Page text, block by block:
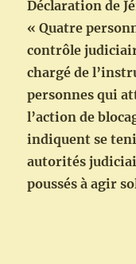
Déclaration de
« Quatre
contrôle
chargé de
personnes qui
l’action de
indiquent se
autorités
poussés à agir